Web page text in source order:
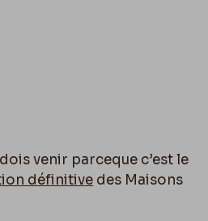
venir parceque c’est le
définitive des Maisons